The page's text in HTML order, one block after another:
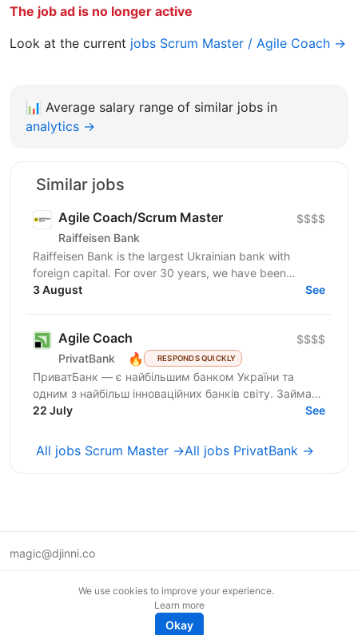
The job ad is no longer active
Look at the current jobs Scrum Master / Agile Coach →
📊 Average salary range of similar jobs in
analytics →
Similar jobs
Agile Coach/Scrum Master
Raiffeisen Bank
$$$$
Raiffeisen Bank is the largest Ukrainian bank with
foreign capital. For over 30 years, we have been
shaping and developing the banking system of our...
3 August See
Agile Coach
PrivatBank 🔥 RESPONDS QUICKLY
$$$$
ПриватБанк — є найбільшим банком України та
одним з найбільш інноваційних банків світу. Займає
лідуючі позиції за всіма фінансовими показниками в
22 July See
All jobs Scrum Master →All jobs PrivatBank →
magic@djinni.co
We use cookies to improve your experience.
Learn more
Okay